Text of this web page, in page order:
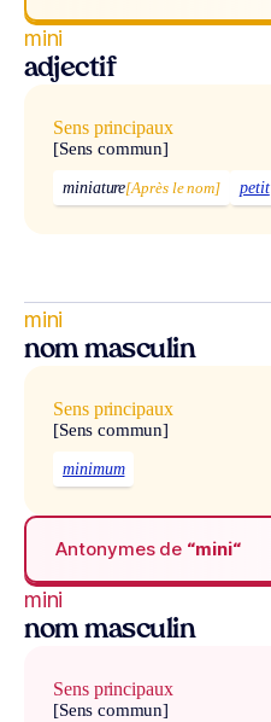
mini
adjectif
Sens principaux
[Sens commun]
miniature[Après le nom] petit
mini
nom masculin
Sens principaux
[Sens commun]
minimum
Antonymes de “mini“
mini
nom masculin
Sens principaux
[Sens commun]